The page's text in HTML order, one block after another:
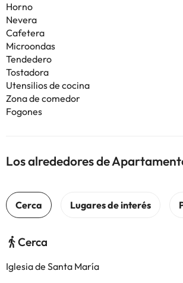
Horno
Nevera
Cafetera
Microondas
Tendedero
Tostadora
Utensilios de cocina
Zona de comedor
Fogones
Los alrededores de
Cerca
Iglesia de Santa María